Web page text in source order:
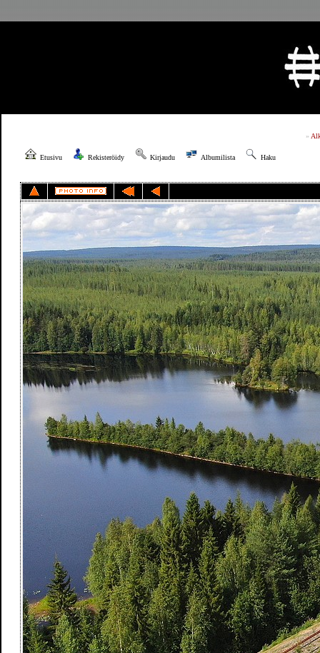
»
Etusivu Rekisteröidy Kirjaudu Albumilista Haku